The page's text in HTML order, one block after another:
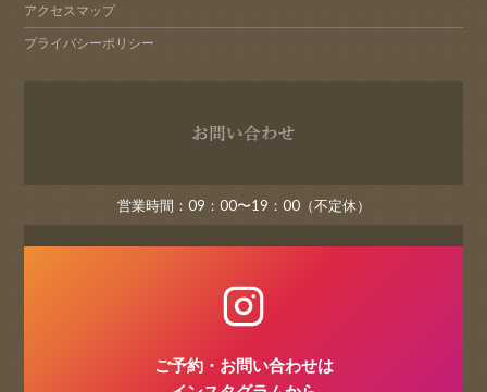
アクセスマップ
プライバシーポリシー
営業時間：09：00〜19：00（不定休）
ご予約・お問い合わせは